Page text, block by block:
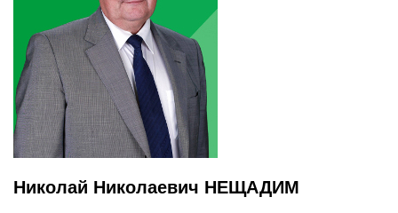
Николай Николаевич НЕЩАДИМ